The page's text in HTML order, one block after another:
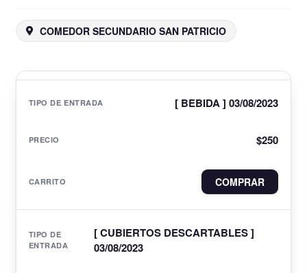
COMEDOR SECUNDARIO SAN PATRICIO
[ BEBIDA ] 03/08/2023
$250
COMPRAR
[ CUBIERTOS DESCARTABLES ]
03/08/2023